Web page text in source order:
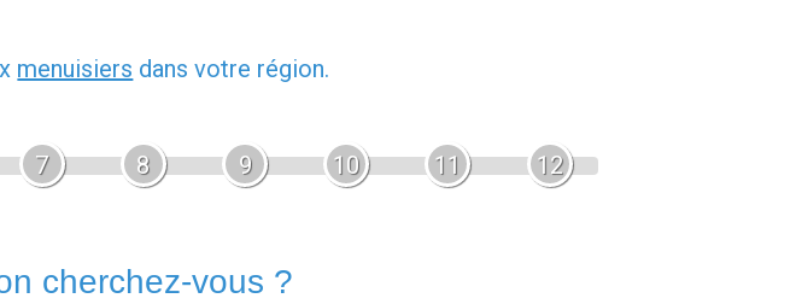
menuisiers dans votre région.
7 8 9 10 11 12
cherchez-vous ?